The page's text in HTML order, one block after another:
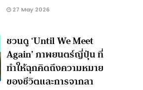
27 May 2026
ชวนดู ‘Until We Meet
Again’ ภาพยนตร์ญี่ปุ่น ที่
ทำให้ฉุกคิดถึงความหมาย
ของชีวิตและการจากลา